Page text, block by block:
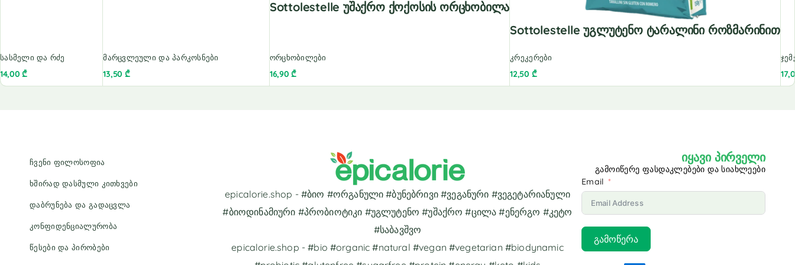
სასმელი და რძე
14,00₾
მარცვლეული და პარკოსნები
13,50 ₾
Sottolestelle Უშაქრო Ქოქოსის Ორცხობილა
ორცხობილები
16,90₾
Sottolestelle Უგლუტენო Ტარალინი Როზმარინით
კრეკერები
12,50 ₾
ჩვენი ფილოსოფია
ხშირად დასმული კითხვები
დაბრუნება და გადაცვლა
კონფიდენციალურობა
წესები და პირობები
epicalorie.shop - #ბიო #ორგანული #ბუნებრივი #ვეგანური #ვეგეტარიანული
#ბიოდინამიური #პრობიოტიკი #უგლუტენო #უშაქრო #ცილა #ენერგო #კეტო
#საბავშვო
epicalorie.shop - #bio #organic #natural #vegan #vegetarian #biodynamic
იყავი პირველი
გამოიწერე ფასდაკლებები და სიახლეები
Email
გამოწერა